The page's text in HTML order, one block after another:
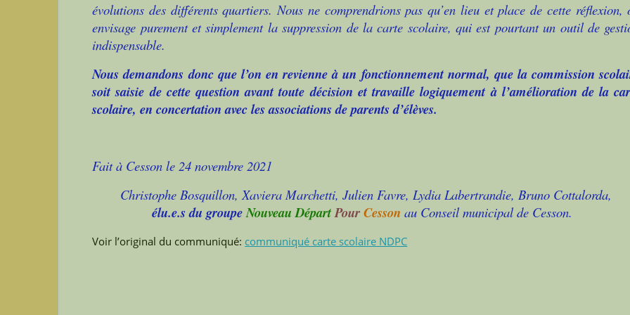
évolutions des différents quartiers. Nous ne comprendrions pas qu’en lieu et place de cette réflexion,
envisage purement et simplement la suppression de la carte scolaire, qui est pourtant un outil de
indispensable.
Nous demandons donc que l’on en revienne à un fonctionnement normal, que la commission
soit saisie de cette question avant toute décision et travaille logiquement à l’amélioration de la
scolaire, en concertation avec les associations de parents d’élèves.
Fait à Cesson le 24 novembre 2021
Christophe Bosquillon, Xaviera Marchetti, Julien Favre, Lydia Labertrandie, Bruno Cottalorda,
élu.e.s du groupeNouveau DépartPour Cesson au Conseil municipal de Cesson.
Voir l’original du communiqué: communiqué carte scolaire NDPC